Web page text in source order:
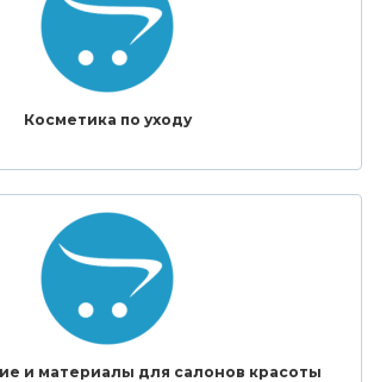
Косметика по уходу
и материалы для салонов красоты